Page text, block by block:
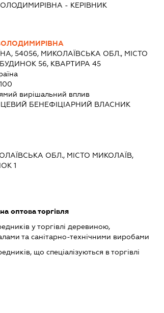
- КЕРІВНИК
54056, МИКОЛАЇВСЬКА ОБЛ., МІСТО
56, КВАРТИРА 45
100
вирішальний вплив
БЕНЕФІЦІАРНИЙ ВЛАСНИК
ОБЛ., МІСТО МИКОЛАЇВ,
1
оптова торгівля
у торгівлі деревиною,
та санітарно-технічними виробами
що спеціалізуються в торгівлі